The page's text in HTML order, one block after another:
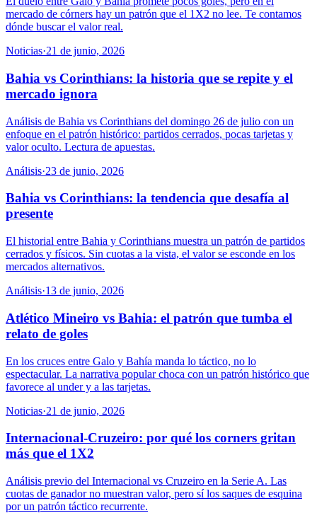
mercado de córners hay un patrón que el 1X2 no lee. Te contamos
dónde buscar el valor real.
Noticias·21 de junio, 2026
Bahia vs Corinthians: la historia que se repite y el
mercado ignora
Análisis de Bahia vs Corinthians del domingo 26 de julio con un
enfoque en el patrón histórico: partidos cerrados, pocas tarjetas y
valor oculto. Lectura de apuestas.
Análisis·23 de junio, 2026
Bahia vs Corinthians: la tendencia que desafía al
presente
El historial entre Bahia y Corinthians muestra un patrón de partidos
cerrados y físicos. Sin cuotas a la vista, el valor se esconde en los
mercados alternativos.
Análisis·13 de junio, 2026
Atlético Mineiro vs Bahia: el patrón que tumba el
relato de goles
En los cruces entre Galo y Bahía manda lo táctico, no lo
espectacular. La narrativa popular choca con un patrón histórico que
favorece al under y a las tarjetas.
Noticias·21 de junio, 2026
Internacional-Cruzeiro: por qué los corners gritan
más que el 1X2
Análisis previo del Internacional vs Cruzeiro en la Serie A. Las
cuotas de ganador no muestran valor, pero sí los saques de esquina
por un patrón táctico recurrente.